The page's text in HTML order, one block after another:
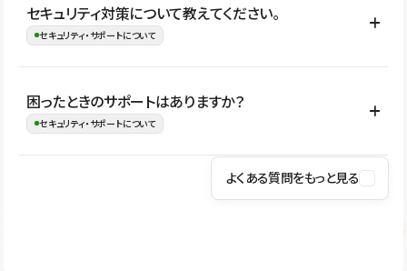
はい。CMSやコンポーネントを活用して更新範囲を設計しておく
ことで、デザインを崩しにくい状態で運用できます。 さらにコン
ながらレイアウトに影響を与えずに更新作業を進めやすくなりま
す。
セキュリティ対策について教えてください。
セキュリティ・サポートについて
Studioでは、公開サイトやサービスを安全に利用できるよう、通信
の暗号化、データ保護、アクセス管理、脆弱性対策など、複数の観
はSSL/TLSによる通信暗号化に対応しており、悪質なスクリプトの
困ったときのサポートはありますか？
セキュリティ・サポートについて
操作方法や機能については、ヘルプセンターでご確認いただけま
よくある質問をもっと見る